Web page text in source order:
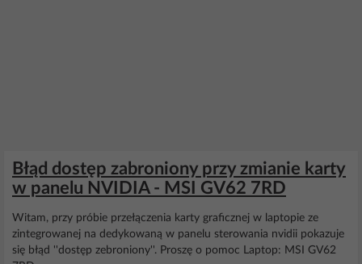
Błąd dostęp zabroniony przy zmianie karty
w panelu NVIDIA - MSI GV62 7RD
Witam, przy próbie przełączenia karty graficznej w laptopie ze
zintegrowanej na dedykowaną w panelu sterowania nvidii pokazuje
się błąd ''dostęp zebroniony''. Proszę o pomoc Laptop: MSI GV62